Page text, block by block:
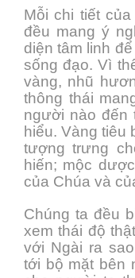
Mỗi chi tiết
đều mang ý
diện tâm linh
sống đạo. Vì
vàng, nhũ
thông thái
người nào đến
hiểu. Vàng tiêu
tượng trưng
hiến; mộc
của Chúa và
Chúng ta đều
xem thái độ
với Ngài ra
tới bộ mặt bên